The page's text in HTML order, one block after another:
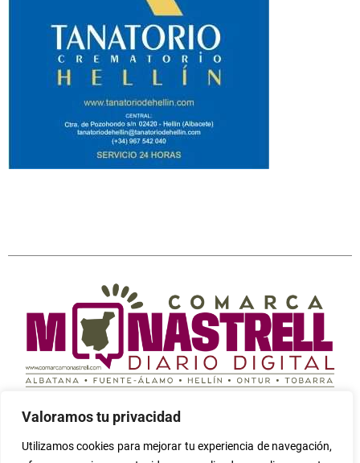
Valoramos tu privacidad
Utilizamos cookies para mejorar tu experiencia de navegación,
sobre todo lo que ocurre en la Comarca Campos de
Hellín (Albatana, Fuente-Álamo, Hellín, Ontur y Tobarra)
¿Cómo calificarías tu experiencia?
Seleccione